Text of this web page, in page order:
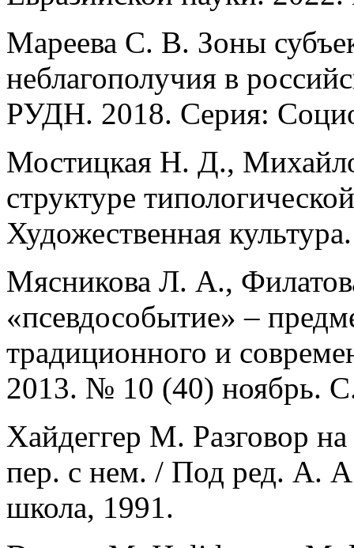
Мареева С. В. Зоны
неблагополучия в
РУДН. 2018. Серия:
Мостицкая Н. Д.,
структуре
Художественная
Мясникова Л. А.,
«псевдособытие» –
традиционного и
2013. № 10 (40) ноябрь.
Хайдеггер М. Разговор
пер. с нем. / Под ред. А.
школа, 1991.